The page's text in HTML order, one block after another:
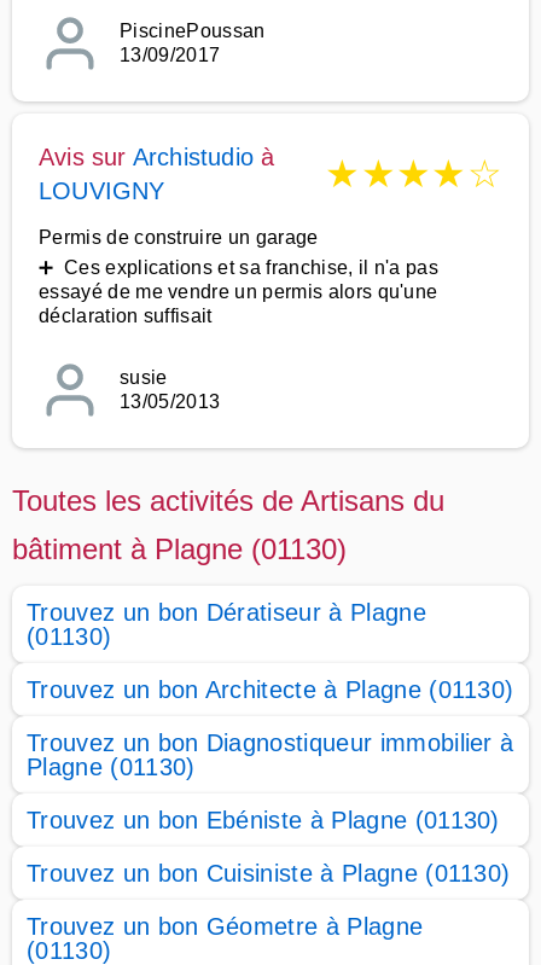
PiscinePoussan
13/09/2017
Avis sur Archistudio à
LOUVIGNY
★★★★☆
Permis de construire un garage
➕ Ces explications et sa franchise, il n'a pas
essayé de me vendre un permis alors qu'une
déclaration suffisait
susie
13/05/2013
Toutes les activités de Artisans du
bâtiment à Plagne (01130)
Trouvez un bon Dératiseur à Plagne
(01130)
Trouvez un bon Architecte à Plagne (01130)
Trouvez un bon Diagnostiqueur immobilier à
Plagne (01130)
Trouvez un bon Ebéniste à Plagne (01130)
Trouvez un bon Cuisiniste à Plagne (01130)
Trouvez un bon Géometre à Plagne
(01130)